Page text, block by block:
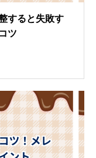
すると失敗す
ツ